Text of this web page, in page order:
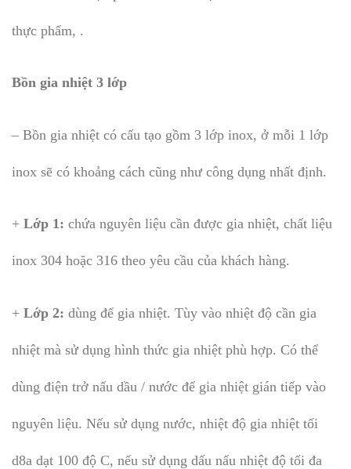
thực phẩm, .
Bồn gia nhiệt 3 lớp
– Bồn gia nhiệt có cấu tạo gồm 3 lớp inox, ở mỗi 1 lớp
inox sẽ có khoảng cách cũng như công dụng nhất định.
+ Lớp 1: chứa nguyên liệu cần được gia nhiệt, chất liệu
inox 304 hoặc 316 theo yêu cầu của khách hàng.
+ Lớp 2: dùng để gia nhiệt. Tùy vào nhiệt độ cần gia
nhiệt mà sử dụng hình thức gia nhiệt phù hợp. Có thể
dùng điện trở nấu dầu / nước để gia nhiệt gián tiếp vào
nguyên liệu. Nếu sử dụng nước, nhiệt độ gia nhiệt tối
d8a dạt 100 độ C, nếu sử dụng dấu nấu nhiệt độ tối đa